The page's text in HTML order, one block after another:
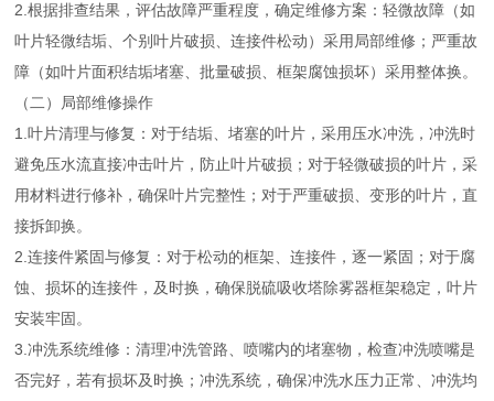
2.根据排查结果，评估故障严重程度，确定维修方案：轻微故障（如
叶片轻微结垢、个别叶片破损、连接件松动）采用局部维修；严重故
障（如叶片面积结垢堵塞、批量破损、框架腐蚀损坏）采用整体换。
（二）局部维修操作
1.叶片清理与修复：对于结垢、堵塞的叶片，采用压水冲洗，冲洗时
避免压水流直接冲击叶片，防止叶片破损；对于轻微破损的叶片，采
用材料进行修补，确保叶片完整性；对于严重破损、变形的叶片，直
接拆卸换。
2.连接件紧固与修复：对于松动的框架、连接件，逐一紧固；对于腐
蚀、损坏的连接件，及时换，确保脱硫吸收塔除雾器框架稳定，叶片
安装牢固。
3.冲洗系统维修：清理冲洗管路、喷嘴内的堵塞物，检查冲洗喷嘴是
否完好，若有损坏及时换；冲洗系统，确保冲洗水压力正常、冲洗均